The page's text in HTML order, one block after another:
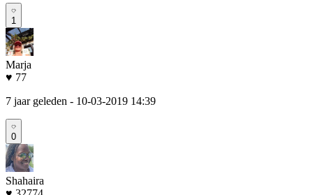
1
Marja
♥ 77
7 jaar geleden - 10-03-2019 14:39
0
Shahaira